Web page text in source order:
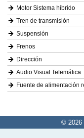
Motor Sistema híbrido
Tren de transmisión
Suspensión
Frenos
Dirección
Audio Visual Telemática
Fuente de alimentación
© 2026